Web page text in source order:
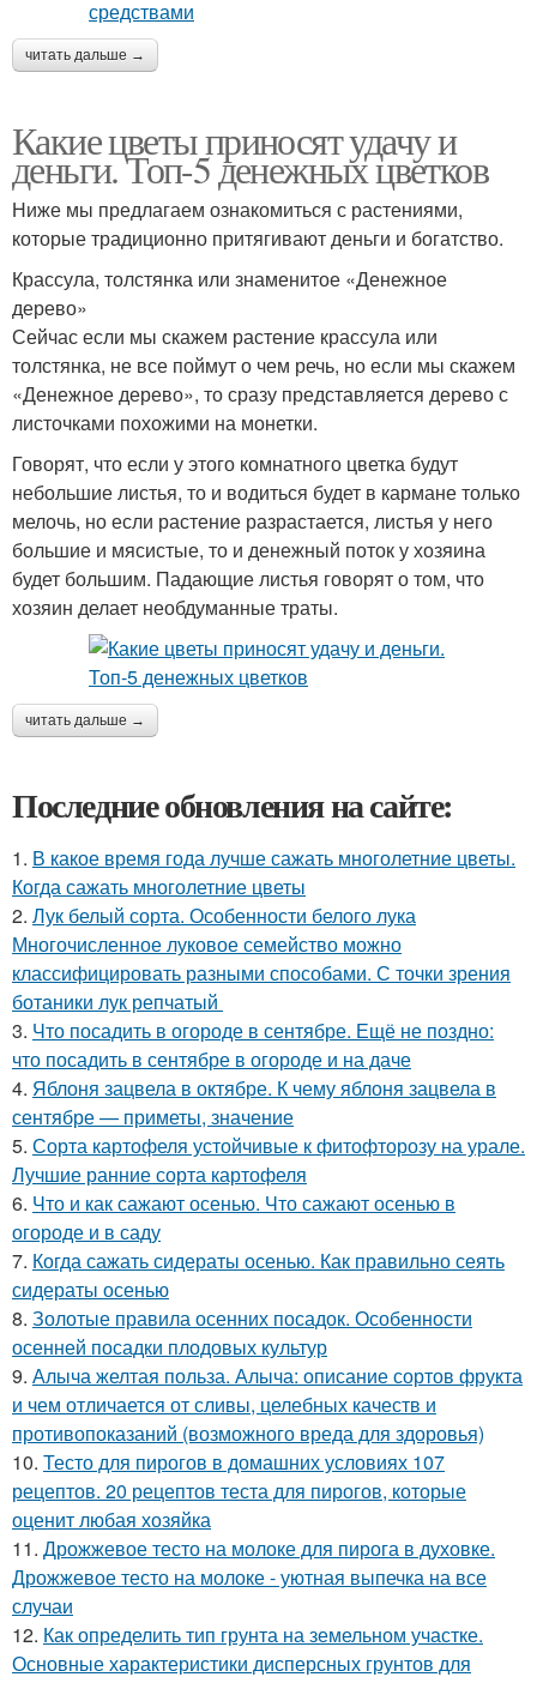
читать дальше →
Какие цветы приносят удачу и
деньги. Топ-5 денежных цветков
Ниже мы предлагаем ознакомиться с растениями,
которые традиционно притягивают деньги и богатство.
Крассула, толстянка или знаменитое «Денежное
дерево»
Сейчас если мы скажем растение крассула или
толстянка, не все поймут о чем речь, но если мы скажем
«Денежное дерево», то сразу представляется дерево с
листочками похожими на монетки.
Говорят, что если у этого комнатного цветка будут
небольшие листья, то и водиться будет в кармане только
мелочь, но если растение разрастается, листья у него
большие и мясистые, то и денежный поток у хозяина
будет большим. Падающие листья говорят о том, что
хозяин делает необдуманные траты.
читать дальше →
Последние обновления на сайте:
1. В какое время года лучше сажать многолетние цветы.
Когда сажать многолетние цветы
2. Лук белый сорта. Особенности белого лука
Многочисленное луковое семейство можно
классифицировать разными способами. С точки зрения
ботаники лук репчатый
3. Что посадить в огороде в сентябре. Ещё не поздно:
что посадить в сентябре в огороде и на даче
4. Яблоня зацвела в октябре. К чему яблоня зацвела в
сентябре — приметы, значение
5. Сорта картофеля устойчивые к фитофторозу на урале.
Лучшие ранние сорта картофеля
6. Что и как сажают осенью. Что сажают осенью в
огороде и в саду
7. Когда сажать сидераты осенью. Как правильно сеять
сидераты осенью
8. Золотые правила осенних посадок. Особенности
осенней посадки плодовых культур
9. Алыча желтая польза. Алыча: описание сортов фрукта
и чем отличается от сливы, целебных качеств и
противопоказаний (возможного вреда для здоровья)
10. Тесто для пирогов в домашних условиях 107
рецептов. 20 рецептов теста для пирогов, которые
оценит любая хозяйка
11. Дрожжевое тесто на молоке для пирога в духовке.
Дрожжевое тесто на молоке - уютная выпечка на все
случаи
12. Как определить тип грунта на земельном участке.
Основные характеристики дисперсных грунтов для